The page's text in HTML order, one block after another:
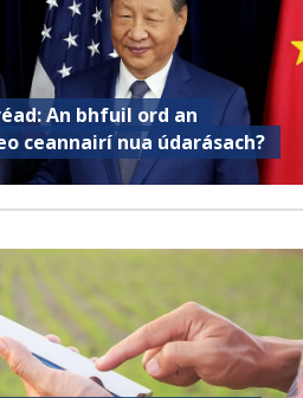
An bhfuil ord an
ceannairí nua údarásach?